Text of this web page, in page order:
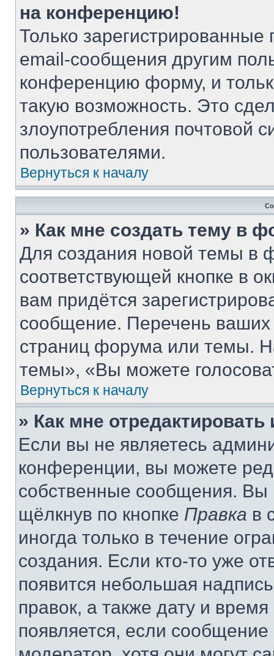
на конференцию!
Только зарегистрированные
email-сообщения другим
конференцию форму, и
такую возможность. Это
злоупотребления почтовой
пользователями.
Вернуться к началу
» Как мне создать тему в
Для создания новой темы в
соответствующей кнопке в
вам придётся
сообщение. Перечень ваших
страниц форума или темы.
темы», «Вы можете
Вернуться к началу
» Как мне
Если вы не являетесь
конференции, вы можете
собственные сообщения. Вы
щёлкнув по кнопке Правка в
иногда только в течение
создания. Если кто-то уже
появится небольшая
правок, а также дату и
появляется, если